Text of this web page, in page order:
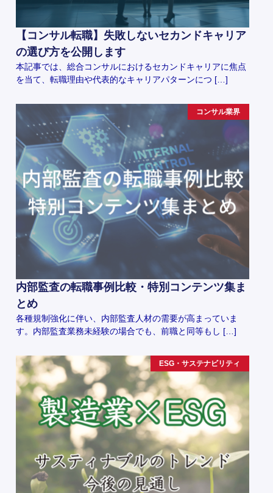
【コンサル転職】失敗しないセカンドキャリア
の選び方を公開します
本記事では、総合コンサルにおけるセカンドキャリアに焦点
を当て、転職理由や代表的なキャリアパターンにつ […]
コンサル業界
内部監査の転職事例比較・特別コンテンツ集ま
とめ
各種規制強化に伴い、内部監査人材の需要が高まっていま
す。内部監査業務未経験の場合でも、前職と同等もし […]
ESG・サステナビリティ